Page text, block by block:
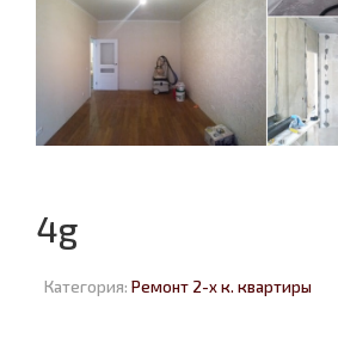
4g
Категория: Ремонт 2-х к. квартиры